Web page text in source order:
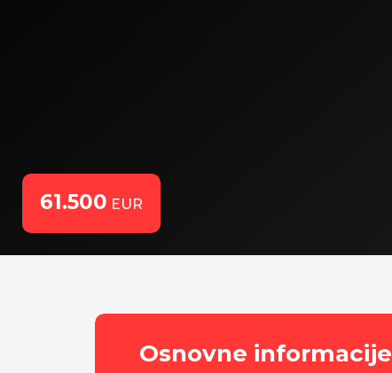
61.500 EUR
Osnovne informacije